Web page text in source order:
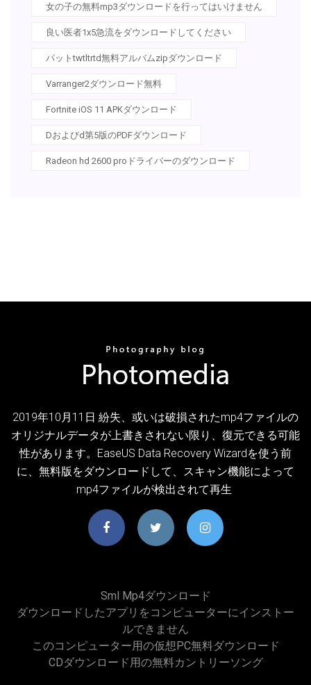
女の子の無料mp3ダウンロードを行ってはいけません
良い医者1x5急流をダウンロードしてください
パットtwtltrtd無料アルバムzipダウンロード
Varranger2ダウンロード無料
Fortnite iOS 11 APKダウンロード
Dおよびd第5版のPDFダウンロード
Radeon hd 2600 proドライバーのダウンロード
2019年10月11日 紛失、或いは破損されたmp4ファイルの
オリジナルデータが上書きされない限り、復元できる可能
性があります。EaseUS Data Recovery Wizardを使う前
に、無料版をダウンロードして、スキャン機能によって
mp4ファイルが検出されて再生
Sml Mp4ダウンロード
ダウンロードしたアプリをコンピューターにインストー
ルできません
このコンピューター用の仮想PC無料ダウンロード
CDダウンロード用の無料カントリーソング